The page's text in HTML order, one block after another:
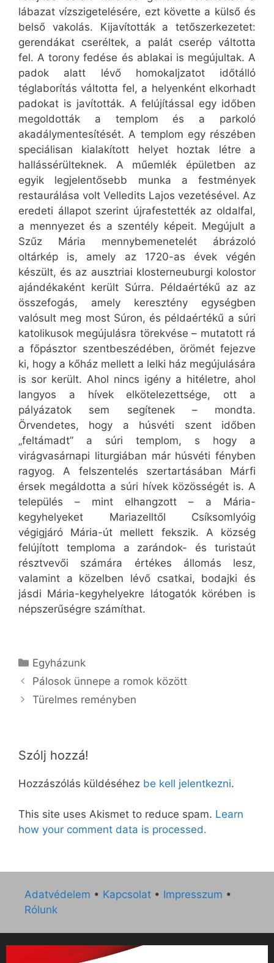
lábazat vízszigetelésére, ezt követte a külső és
belső vakolás. Kijavították a tetőszerkezetet:
gerendákat cseréltek, a palát cserép váltotta
fel. A torony fedése és ablakai is megújultak. A
padok alatt lévő homokaljzatot időtálló
téglaborítás váltotta fel, a helyenként elkorhadt
padokat is javították. A felújítással egy időben
megoldották a templom és a parkoló
akadálymentesítését. A templom egy részében
speciálisan kialakított helyet hoztak létre a
hallássérülteknek. A műemlék épületben az
egyik legjelentősebb munka a festmények
restaurálása volt Velledits Lajos vezetésével. Az
eredeti állapot szerint újrafestették az oldalfal,
a mennyezet és a szentély képeit. Megújult a
Szűz Mária mennybemenetelét ábrázoló
oltárkép is, amely az 1720-as évek végén
készült, és az ausztriai klosterneuburgi kolostor
ajándékaként került Súrra. Példaértékű az az
összefogás, amely keresztény egységben
valósult meg most Súron, és példaértékű a súri
katolikusok megújulásra törekvése – mutatott rá
a főpásztor szentbeszédében, örömét fejezve
ki, hogy a kőház mellett a lelki ház megújulására
is sor került. Ahol nincs igény a hitéletre, ahol
langyos a hívek elkötelezettsége, ott a
pályázatok sem segítenek – mondta.
Örvendetes, hogy a húsvéti szent időben
„feltámadt” a súri templom, s hogy a
virágvasárnapi liturgiában már húsvéti fényben
ragyog. A felszentelés szertartásában Márfi
érsek megáldotta a súri hívek közösségét is. A
település – mint elhangzott – a Mária-
kegyhelyeket Mariazelltől Csíksomlyóig
végigjáró Mária-út mellett fekszik. A község
felújított temploma a zarándok- és turistaút
résztvevői számára értékes állomás lesz,
valamint a közelben lévő csatkai, bodajki és
jásdi Mária-kegyhelyekre látogatók körében is
népszerűségre számíthat.
Kategória
Egyházunk
Pálosok ünnepe a romok között
Türelmes reményben
Szólj hozzá!
Hozzászólás küldéséhez be kell jelentkezni.
This site uses Akismet to reduce spam. Learn
how your comment data is processed.
Adatvédelem • Kapcsolat • Impresszum •
Rólunk